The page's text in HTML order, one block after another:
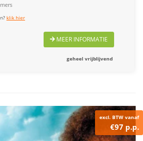
klik hier
MEER INFORMATIE
geheel vrijblijvend
excl. BTW vanaf
€97 p.p.